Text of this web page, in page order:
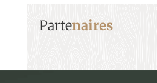
Partenaires